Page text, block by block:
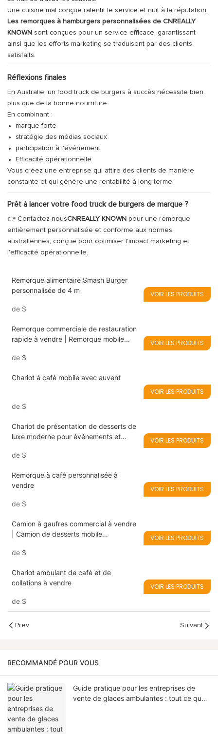
Une cuisine mal conçue ralentit le service et nuit à la réputation.
Les remorques à hamburgers personnalisées de CNREALLY
KNOWN sont conçues pour un service efficace, garantissant
ainsi que les efforts marketing se traduisent par des clients
satisfaits.
Réflexions finales
En Australie, un food truck de burgers à succès nécessite bien
plus que de la bonne nourriture.
En combinant :
marque forte
stratégie des médias sociaux
participation à l'événement
Efficacité opérationnelle
Vous créez une entreprise qui attire des clients de manière
constante et qui génère une rentabilité à long terme.
Prêt à lancer votre food truck de burgers de marque ?
👉 Contactez-nousCNREALLY KNOWN pour une remorque
entièrement personnalisée et conforme aux normes
australiennes, conçue pour optimiser l'impact marketing et
l'efficacité opérationnelle.
Remorque alimentaire Smash Burger
personnalisée de 4 m
de $
VOIR LES PRODUITS
Remorque commerciale de restauration
rapide à vendre | Remorque mobile
de $
VOIR LES PRODUITS
Chariot à café mobile avec auvent
de $
VOIR LES PRODUITS
Chariot de présentation de desserts de
luxe moderne pour événements et
de $
VOIR LES PRODUITS
Remorque à café personnalisée à
vendre
de $
VOIR LES PRODUITS
Camion à gaufres commercial à vendre
| Camion de desserts mobile
de $
VOIR LES PRODUITS
Chariot ambulant de café et de
collations à vendre
de $
VOIR LES PRODUITS
Prev Suivant
RECOMMANDÉ POUR VOUS
Guide pratique pour les entreprises de
vente de glaces ambulantes : tout ce que